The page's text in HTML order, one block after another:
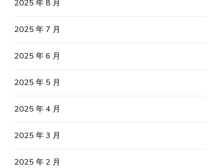
2025 年 8 月
2025 年 7 月
2025 年 6 月
2025 年 5 月
2025 年 4 月
2025 年 3 月
2025 年 2 月